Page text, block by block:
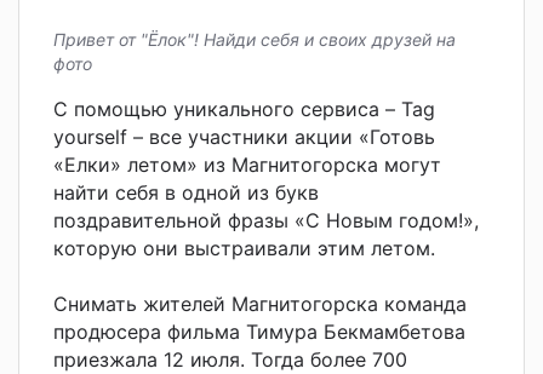
Привет от "Ёлок"! Найди себя и своих друзей на
фото
С помощью уникального сервиса – Tag
yourself – все участники акции «Готовь
«Елки» летом» из Магнитогорска могут
найти себя в одной из букв
поздравительной фразы «С Новым годом!»,
которую они выстраивали этим летом.
Снимать жителей Магнитогорска команда
продюсера фильма Тимура Бекмамбетова
приезжала 12 июля. Тогда более 700